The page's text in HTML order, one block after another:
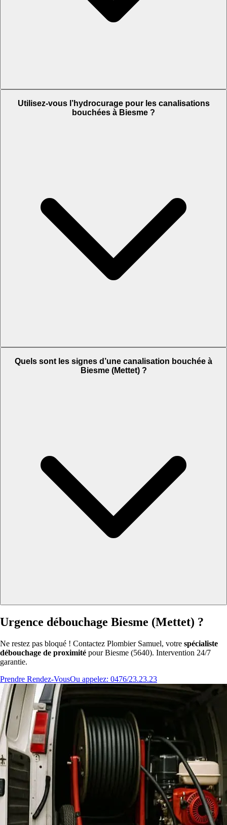
Utilisez-vous l’hydrocurage pour les canalisations
bouchées à Biesme ?
Quels sont les signes d’une canalisation bouchée à
Biesme (Mettet) ?
Urgence débouchage Biesme (Mettet) ?
Ne restez pas bloqué ! Contactez Plombier Samuel, votre spécialiste
débouchage de proximité pour Biesme (5640). Intervention 24/7
garantie.
Prendre Rendez-VousOu appelez: 0476/23.23.23